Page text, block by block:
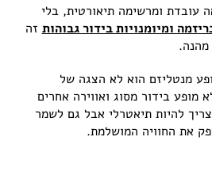
עובדת ומרשימה תיאורטית, בלי
ומיומנויות בידור גבוהות זה
מהנה.
מנטליזם הוא לא הצגה של
מופע בידור מסוג ואווירה אחרים
להיות תיאטרלי אבל גם לשמר
את החוויה המושלמת.